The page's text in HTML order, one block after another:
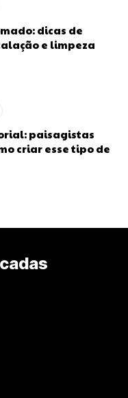
dicas de
e limpeza
paisagistas
criar esse tipo de